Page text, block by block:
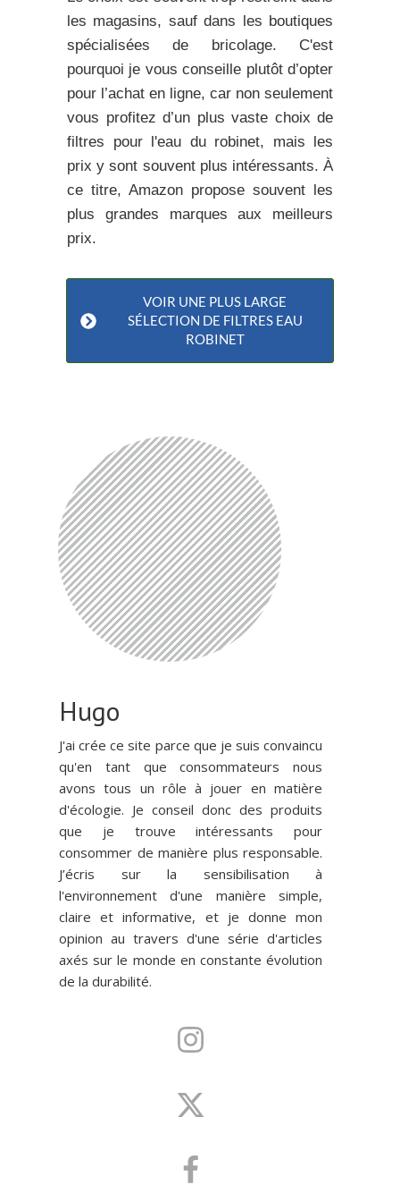
les magasins, sauf dans les boutiques
spécialisées de bricolage. C'est
pourquoi je vous conseille plutôt d’opter
pour l’achat en ligne, car non seulement
vous profitez d’un plus vaste choix de
filtres pour l'eau du robinet, mais les
prix y sont souvent plus intéressants. À
ce titre, Amazon propose souvent les
plus grandes marques aux meilleurs
prix.
VOIR UNE PLUS LARGE
SÉLECTION DE FILTRES EAU
ROBINET
Hugo
J'ai crée ce site parce que je suis convaincu
qu'en tant que consommateurs nous
avons tous un rôle à jouer en matière
d'écologie. Je conseil donc des produits
que je trouve intéressants pour
consommer de manière plus responsable.
J’écris sur la sensibilisation à
l'environnement d'une manière simple,
claire et informative, et je donne mon
opinion au travers d'une série d'articles
axés sur le monde en constante évolution
de la durabilité.